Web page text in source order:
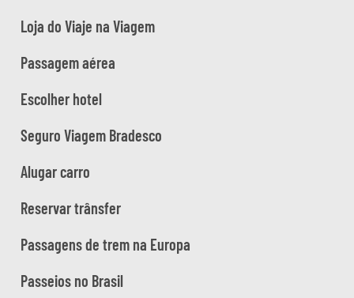
Loja do Viaje na Viagem
Passagem aérea
Escolher hotel
Seguro Viagem Bradesco
Alugar carro
Reservar trânsfer
Passagens de trem na Europa
Passeios no Brasil